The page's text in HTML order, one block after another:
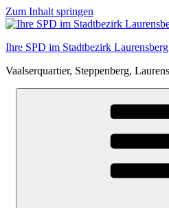
Zum Inhalt springen
Ihre SPD im Stadtbezirk Laurensberg
Vaalserquartier, Steppenberg,